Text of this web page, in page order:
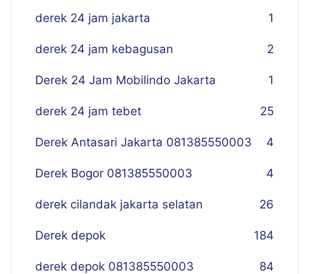
derek 24 jam jakarta 1
derek 24 jam kebagusan 2
Derek 24 Jam Mobilindo Jakarta 1
derek 24 jam tebet 25
Derek Antasari Jakarta 081385550003 4
Derek Bogor 081385550003 4
derek cilandak jakarta selatan 26
Derek depok 184
derek depok 081385550003 84